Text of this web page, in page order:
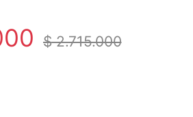
$2.715.000
SUBMARINE V10 cantidad